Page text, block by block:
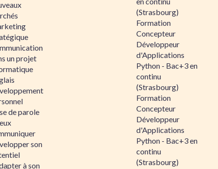
un projet
de parole
son
à son
(Strasbourg)
Formation
Concepteur
Développeur
d'Applications
Python - Bac+3 en
continu
(Strasbourg)
Formation
Concepteur
Développeur
d'Applications
Python - Bac+3 en
continu
(Strasbourg)